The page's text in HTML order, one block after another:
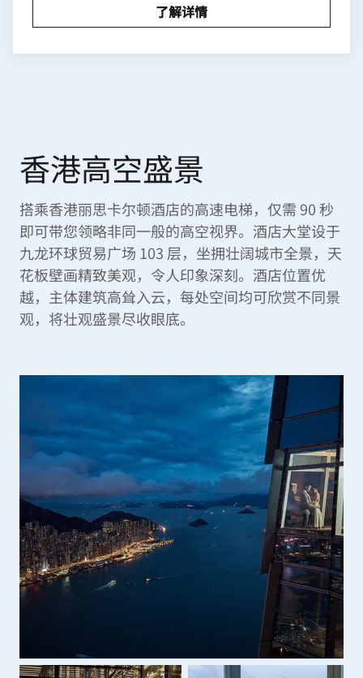
了解详情
香港高空盛景
搭乘香港丽思卡尔顿酒店的高速电梯，仅需 90 秒
即可带您领略非同一般的高空视界。酒店大堂设于
九龙环球贸易广场 103 层，坐拥壮阔城市全景，天
花板壁画精致美观，令人印象深刻。酒店位置优
越，主体建筑高耸入云，每处空间均可欣赏不同景
观，将壮观盛景尽收眼底。